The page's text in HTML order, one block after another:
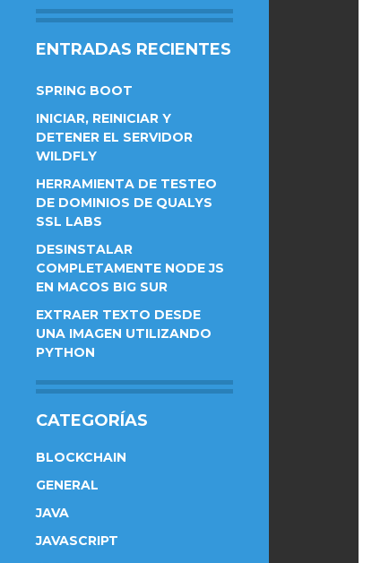
ENTRADAS RECIENTES
SPRING BOOT
INICIAR, REINICIAR Y
DETENER EL SERVIDOR
WILDFLY
HERRAMIENTA DE TESTEO
DE DOMINIOS DE QUALYS
SSL LABS
DESINSTALAR
COMPLETAMENTE NODE JS
EN MACOS BIG SUR
EXTRAER TEXTO DESDE
UNA IMAGEN UTILIZANDO
PYTHON
CATEGORÍAS
BLOCKCHAIN
GENERAL
JAVA
JAVASCRIPT